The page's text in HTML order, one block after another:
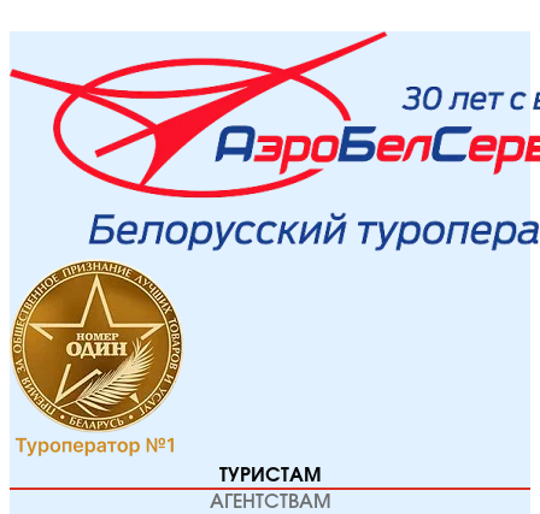
ТУРИСТАМ
АГЕНТСТВАМ